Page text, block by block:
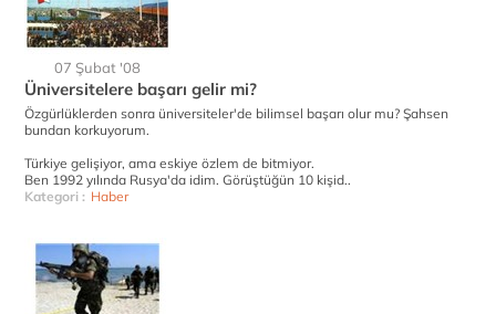
07 Şubat '08
Üniversitelere başarı gelir mi?
Özgürlüklerden sonra üniversiteler'de bilimsel başarı olur mu? Şahsen
bundan korkuyorum.
Türkiye gelişiyor, ama eskiye özlem de bitmiyor.
Ben 1992 yılında Rusya'da idim. Görüştüğün 10 kişid..
Kategori : Haber